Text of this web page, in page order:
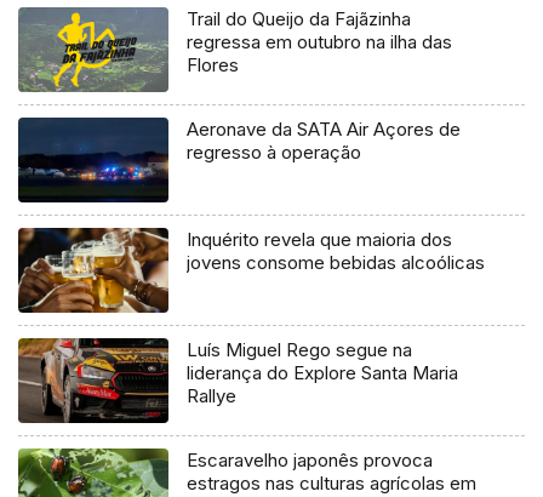
Trail do Queijo da Fajãzinha
regressa em outubro na ilha das
Flores
Aeronave da SATA Air Açores de
regresso à operação
Inquérito revela que maioria dos
jovens consome bebidas alcoólicas
Luís Miguel Rego segue na
liderança do Explore Santa Maria
Rallye
Escaravelho japonês provoca
estragos nas culturas agrícolas em